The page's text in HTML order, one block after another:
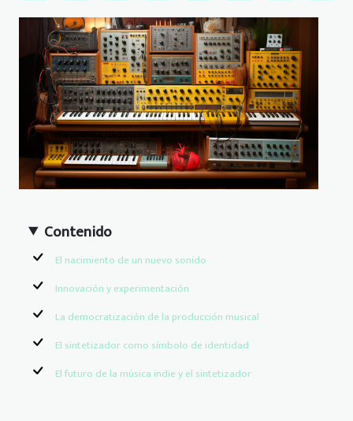
Contenido
El nacimiento de un nuevo sonido
Innovación y experimentación
La democratización de la producción musical
El sintetizador como símbolo de identidad
El futuro de la música indie y el sintetizador